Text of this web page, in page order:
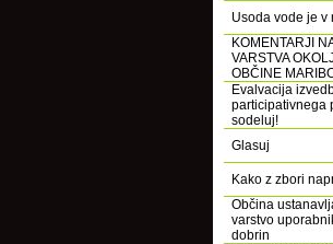
Usoda vode je v
KOMENTARJI
VARSTVA
OBČINE
Evalvacija
participativnega
sodeluj!
Glasuj
Kako z zbori
Občina
varstvo
dobrin